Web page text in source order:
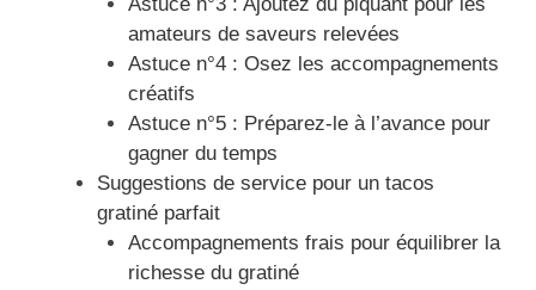
Astuce n°3 : Ajoutez du piquant pour les
amateurs de saveurs relevées
Astuce n°4 : Osez les accompagnements
créatifs
Astuce n°5 : Préparez-le à l’avance pour
gagner du temps
Suggestions de service pour un tacos
gratiné parfait
Accompagnements frais pour équilibrer la
richesse du gratiné